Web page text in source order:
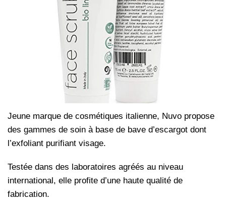
Jeune marque de cosmétiques italienne, Nuvo propose
des gammes de soin à base de bave d’escargot dont
l’exfoliant purifiant visage.
Testée dans des laboratoires agréés au niveau
international, elle profite d’une haute qualité de
fabrication.